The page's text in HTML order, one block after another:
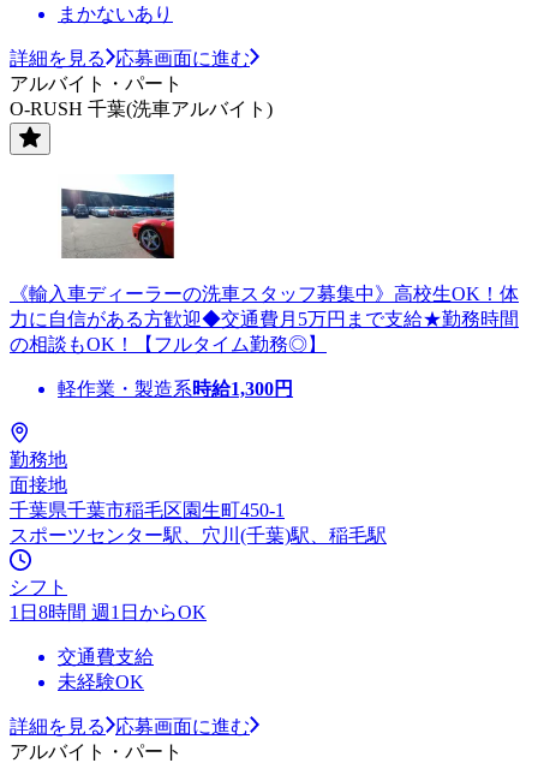
まかないあり
詳細を見る
応募画面に進む
アルバイト・パート
O-RUSH 千葉(洗車アルバイト)
《輸入車ディーラーの洗車スタッフ募集中》高校生OK！体
力に自信がある方歓迎◆交通費月5万円まで支給★勤務時間
の相談もOK！【フルタイム勤務◎】
軽作業・製造系時給1,300円
勤務地
面接地
千葉県千葉市稲毛区園生町450-1
スポーツセンター駅、穴川(千葉)駅、稲毛駅
シフト
1日8時間 週1日からOK
交通費支給
未経験OK
詳細を見る
応募画面に進む
アルバイト・パート